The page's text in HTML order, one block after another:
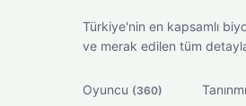
Türkiye'nin en kapsamlı
ve merak edilen tüm
Oyuncu (360)